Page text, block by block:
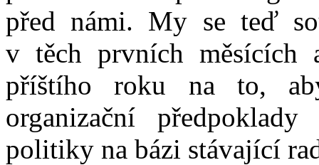
před námi. My se teď
v těch prvních měsících
příštího roku na to,
organizační
politiky na bázi stávající